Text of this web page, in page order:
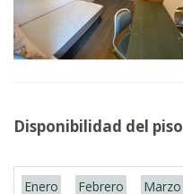
Disponibilidad del piso
Enero Febrero Marzo